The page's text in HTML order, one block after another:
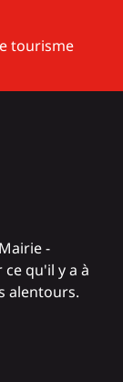
tourisme
-
qu'il y a à
alentours.